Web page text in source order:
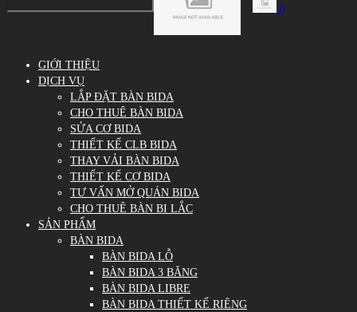
0
GIỚI THIỆU
DỊCH VỤ
LẮP ĐẶT BÀN BIDA
CHO THUÊ BÀN BIDA
SỬA CƠ BIDA
THIẾT KẾ CLB BIDA
THAY VẢI BÀN BIDA
THIẾT KẾ CƠ BIDA
TƯ VẤN MỞ QUÁN BIDA
CHO THUÊ BÀN BI LẮC
SẢN PHẨM
BÀN BIDA
BÀN BIDA LỖ
BÀN BIDA 3 BĂNG
BÀN BIDA LIBRE
BÀN BIDA THIẾT KẾ RIÊNG